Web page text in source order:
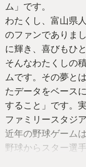
ム」です。
わたくし、富山県
のファンでありま
に輝き、喜びもひ
そんなわたくしの
ムです。その夢と
たデータをベース
すること」です。
ファミリースタジ
近年の野球ゲーム
野球からスター選